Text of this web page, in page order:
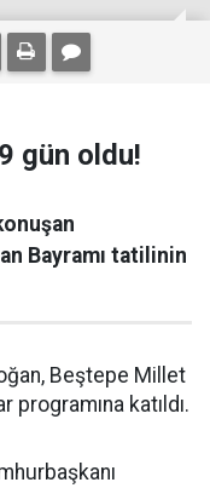
gün oldu!
Bayramı tatilinin
Beştepe Millet
katıldı.